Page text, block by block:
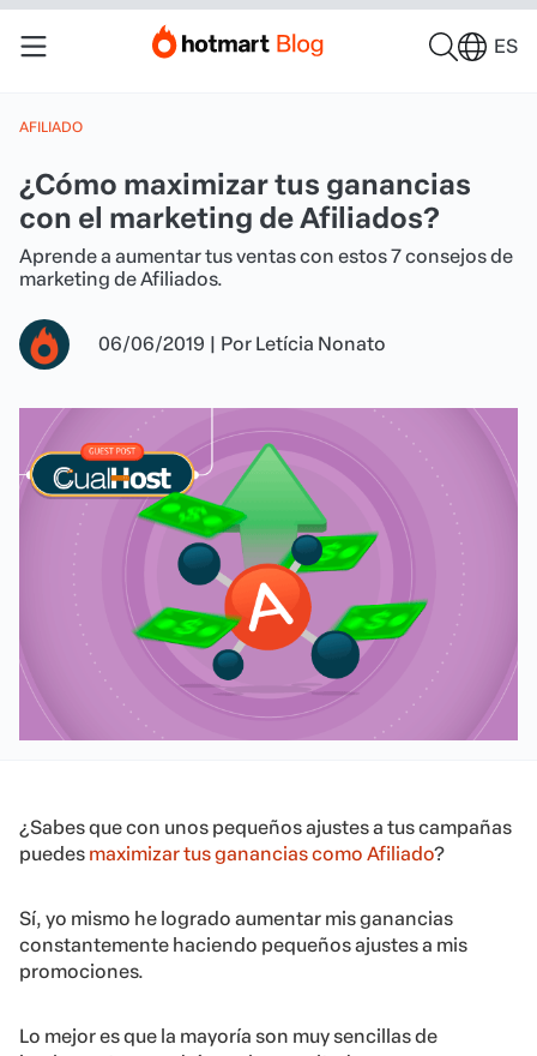
ES
AFILIADO
¿Cómo maximizar tus ganancias
con el marketing de Afiliados?
Aprende a aumentar tus ventas con estos 7 consejos de
marketing de Afiliados.
06/06/2019 | Por Letícia Nonato
¿Sabes que con unos pequeños ajustes a tus campañas
puedes maximizar tus ganancias como Afiliado?
Sí, yo mismo he logrado aumentar mis ganancias
constantemente haciendo pequeños ajustes a mis
promociones.
Lo mejor es que la mayoría son muy sencillas de